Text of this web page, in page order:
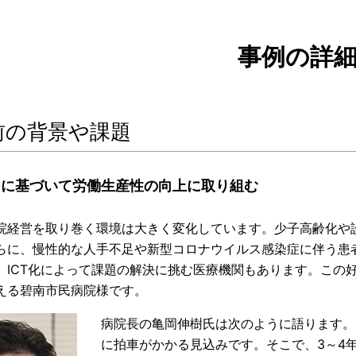
事例の詳
背景や課題
基づいて労働生産性の向上に取り組む
経営を取り巻く環境は大きく変化しています。少子高齢化
に、慢性的な人手不足や新型コロナウイルス感染症に伴う
ICT化によって課題の解決に挑む医療機関もあります。この
る碧南市民病院様です。
病院長の亀岡伸樹氏は次のように語ります
に拍車がかかる見込みです。そこで、3～4